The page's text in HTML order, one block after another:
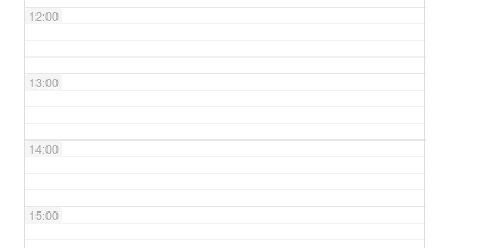
12:00
13:00
14:00
15:00